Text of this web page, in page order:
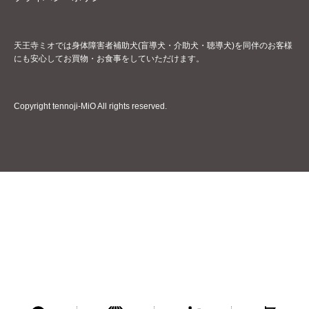
天王寺ミオでは身体障害者補助犬(盲導犬・介助犬・聴導犬)を同伴のお客様
にも安心してお買物・お食事をしていただけます。
Copyright tennoji-MiO All rights reserved.